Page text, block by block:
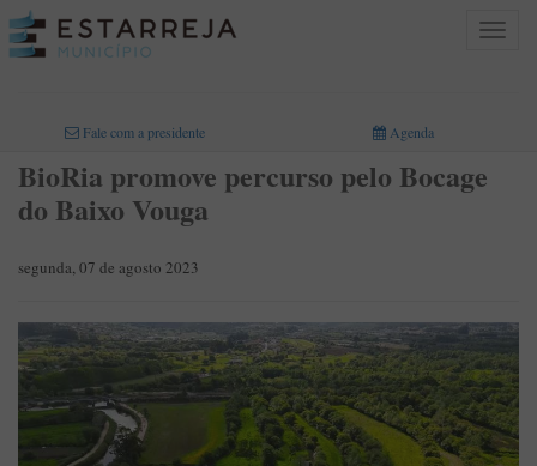
Toggle
Fale com a presidente Agenda
BioRia promove percurso pelo Bocage
do Baixo Vouga
segunda, 07 de agosto 2023